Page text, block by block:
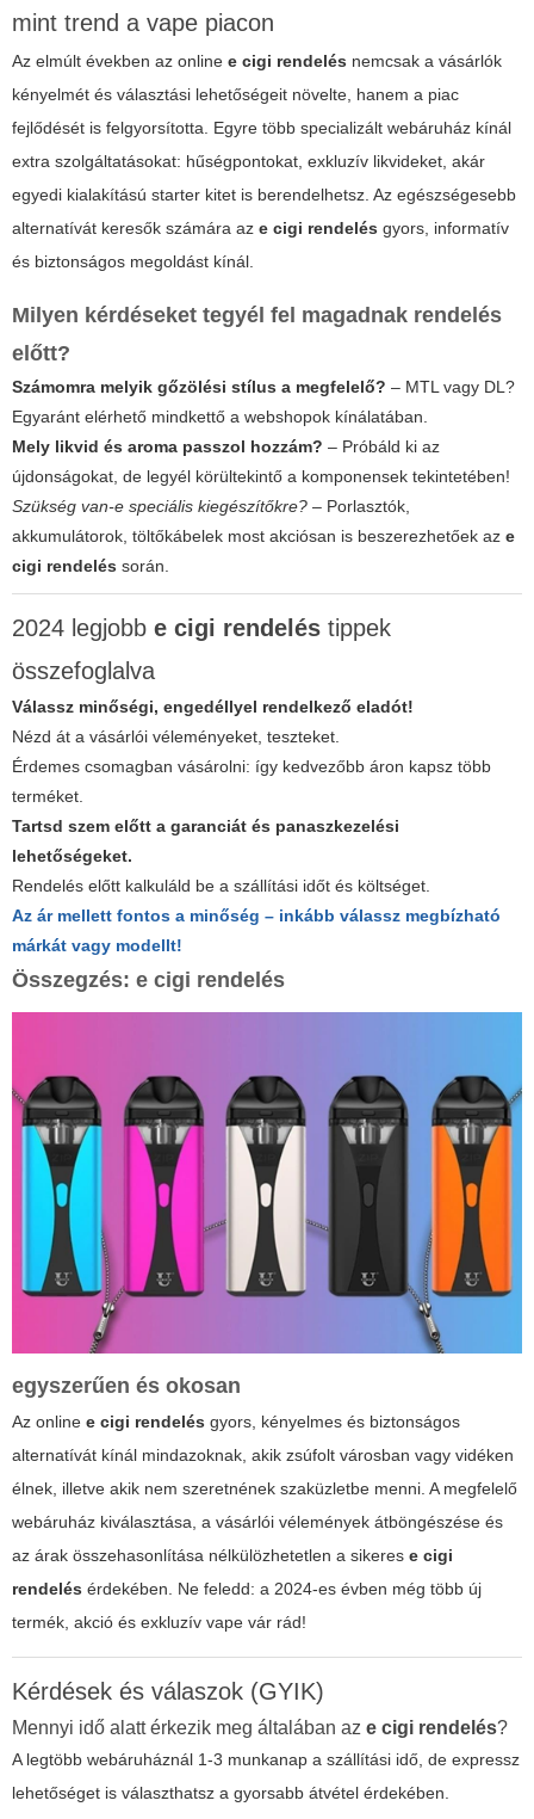
mint trend a vape piacon
Az elmúlt években az online e cigi rendelés nemcsak a vásárlók
kényelmét és választási lehetőségeit növelte, hanem a piac
fejlődését is felgyorsította. Egyre több specializált webáruház kínál
extra szolgáltatásokat: hűségpontokat, exkluzív likvideket, akár
egyedi kialakítású starter kitet is berendelhetsz. Az egészségesebb
alternatívát keresők számára az e cigi rendelés gyors, informatív
és biztonságos megoldást kínál.
Milyen kérdéseket tegyél fel magadnak rendelés
előtt?
Számomra melyik gőzölési stílus a megfelelő? – MTL vagy DL?
Egyaránt elérhető mindkettő a webshopok kínálatában.
Mely likvid és aroma passzol hozzám? – Próbáld ki az
újdonságokat, de legyél körültekintő a komponensek tekintetében!
Szükség van-e speciális kiegészítőkre? – Porlasztók,
akkumulátorok, töltőkábelek most akciósan is beszerezhetőek az e
cigi rendelés során.
2024 legjobb e cigi rendelés tippek
összefoglalva
Válassz minőségi, engedéllyel rendelkező eladót!
Nézd át a vásárlói véleményeket, teszteket.
Érdemes csomagban vásárolni: így kedvezőbb áron kapsz több
terméket.
Tartsd szem előtt a garanciát és panaszkezelési
lehetőségeket.
Rendelés előtt kalkuláld be a szállítási időt és költséget.
Az ár mellett fontos a minőség – inkább válassz megbízható
márkát vagy modellt!
Összegzés: e cigi rendelés
egyszerűen és okosan
Az online e cigi rendelés gyors, kényelmes és biztonságos
alternatívát kínál mindazoknak, akik zsúfolt városban vagy vidéken
élnek, illetve akik nem szeretnének szaküzletbe menni. A megfelelő
webáruház kiválasztása, a vásárlói vélemények átböngészése és
az árak összehasonlítása nélkülözhetetlen a sikeres e cigi
rendelés érdekében. Ne feledd: a 2024-es évben még több új
termék, akció és exkluzív vape vár rád!
Kérdések és válaszok (GYIK)
Mennyi idő alatt érkezik meg általában az e cigi rendelés?
A legtöbb webáruháznál 1-3 munkanap a szállítási idő, de expressz
lehetőséget is választhatsz a gyorsabb átvétel érdekében.